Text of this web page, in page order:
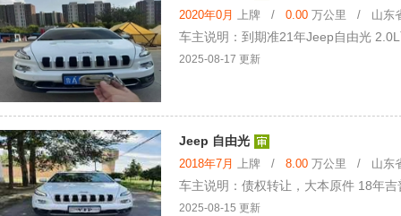
2020年0月 上牌 / 0.00 万公里 / 山东省
车主说明：到期准21年Jeep自由光
2025-08-17 更新
Jeep 自由光
2018年7月 上牌 / 8.00 万公里 / 山东省
车主说明：债权转让，大本原件 18年
2025-08-15 更新